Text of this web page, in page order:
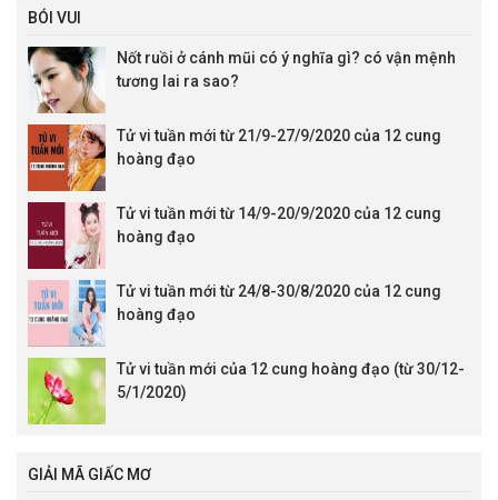
BÓI VUI
Nốt ruồi ở cánh mũi có ý nghĩa gì? có vận mệnh
tương lai ra sao?
Tử vi tuần mới từ 21/9-27/9/2020 của 12 cung
hoàng đạo
Tử vi tuần mới từ 14/9-20/9/2020 của 12 cung
hoàng đạo
Tử vi tuần mới từ 24/8-30/8/2020 của 12 cung
hoàng đạo
Tử vi tuần mới của 12 cung hoàng đạo (từ 30/12-
5/1/2020)
GIẢI MÃ GIẤC MƠ